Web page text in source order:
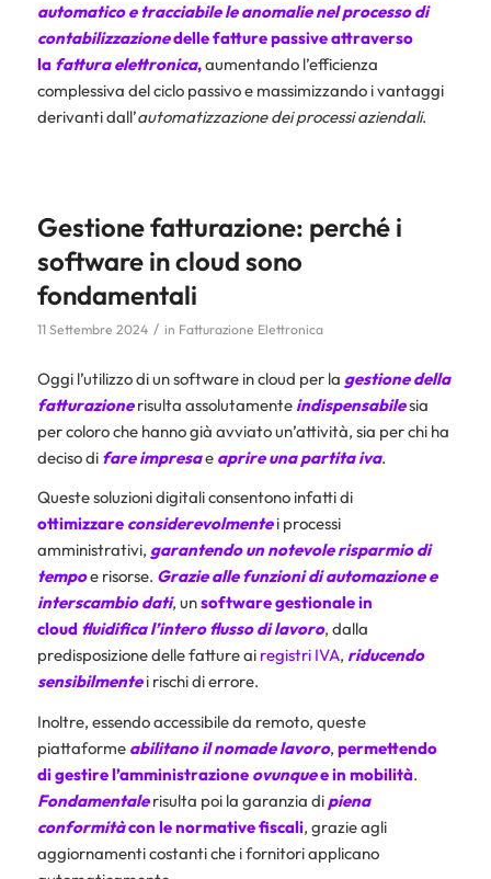
automatico e tracciabile le anomalie nel processo di
contabilizzazionedelle fatture passive attraverso
la fattura elettronica,aumentando l’efficienza
complessiva del ciclo passivo e massimizzando i vantaggi
derivanti dall’automatizzazione dei processi aziendali.
Gestione fatturazione: perché i
software in cloud sono
fondamentali
11 Settembre 2024 / in Fatturazione Elettronica
Oggi l’utilizzo di un software in cloud per la gestione della
fatturazionerisulta assolutamente indispensabilesia
per coloro che hanno già avviato un’attività, sia per chi ha
deciso di fare impresae aprire una partita iva.
Queste soluzioni digitali consentono infatti di
ottimizzare considerevolmentei processi
amministrativi, garantendo un notevole risparmio di
tempoe risorse. Grazie alle funzioni di automazione e
interscambio dati, unsoftware gestionale in
cloud fluidifica l’intero flusso di lavoro, dalla
predisposizione delle fatture ai registri IVA, riducendo
sensibilmentei rischi di errore.
Inoltre, essendo accessibile da remoto, queste
piattaforme abilitano il nomade lavoro, permettendo
di gestire l’amministrazione ovunquee in mobilità.
Fondamentalerisulta poi la garanzia di piena
conformitàcon le normative fiscali, grazie agli
aggiornamenti costanti che i fornitori applicano